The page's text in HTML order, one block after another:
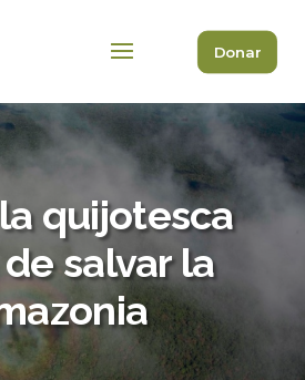
Donar
quijotesca
salvar la